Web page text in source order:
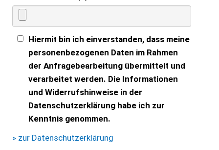
Hiermit bin ich einverstanden, dass meine
personenbezogenen Daten im Rahmen
der Anfragebearbeitung übermittelt und
verarbeitet werden. Die Informationen
und Widerrufshinweise in der
Datenschutzerklärung habe ich zur
Kenntnis genommen.
» zur Datenschutzerklärung